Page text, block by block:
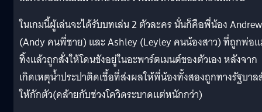
ในเกมนี้ผู้เล่นจะได้รับบทเล่น 2 ตัวละคร นั่นก็คือพี่น้อง Andrew
(Andy คนพี่ชาย) และ Ashley (Leyley คนน้องสาว) ที่ถูกพ่อ
ทิ้งแล้วถูกสั่งให้โดนขังอยู่ในอะพาร์ตเมนต์ของตัวเอง หลังจาก
เกิดเหตุน้ำประปาติดเชื้อที่ส่งผลให้พี่น้องทั้งสองถูกทางรัฐบาล
ให้กักตัว(คล้ายกับช่วงโควิดระบาดแต่หนักกว่า)